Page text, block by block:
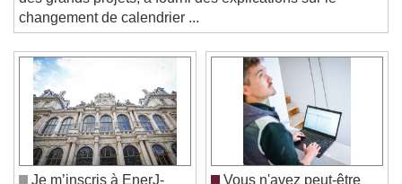
des grands projets, a fourni des explications sur le
changement de calendrier ...